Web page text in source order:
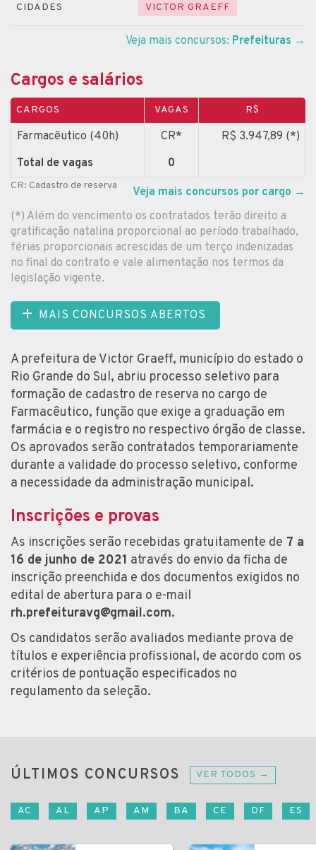
CIDADES VICTOR GRAEFF
Veja mais concursos: Prefeituras →
Cargos e salários
CARGOS VAGAS R$
Farmacêutico (40h) CR*
R$ 3.947,89 (*)
Total de vagas
0
CR: Cadastro de reserva Veja mais concursos por cargo →
(*) Além do vencimento os contratados terão direito a
gratificação natalina proporcional ao período trabalhado,
férias proporcionais acrescidas de um terço indenizadas
no final do contrato e vale alimentação nos termos da
legislação vigente.
MAIS CONCURSOS ABERTOS
A prefeitura de Victor Graeff, município do estado o
Rio Grande do Sul, abriu processo seletivo para
formação de cadastro de reserva no cargo de
Farmacêutico, função que exige a graduação em
farmácia e o registro no respectivo órgão de classe.
Os aprovados serão contratados temporariamente
durante a validade do processo seletivo, conforme
a necessidade da administração municipal.
Inscrições e provas
As inscrições serão recebidas gratuitamente de 7 a
16 de junho de 2021 através do envio da ficha de
inscrição preenchida e dos documentos exigidos no
edital de abertura para o e-mail
rh.prefeituravg@gmail.com.
Os candidatos serão avaliados mediante prova de
títulos e experiência profissional, de acordo com os
critérios de pontuação especificados no
regulamento da seleção.
ÚLTIMOS CONCURSOS VER TODOS →
AC AL AP AM BA CE DF ES